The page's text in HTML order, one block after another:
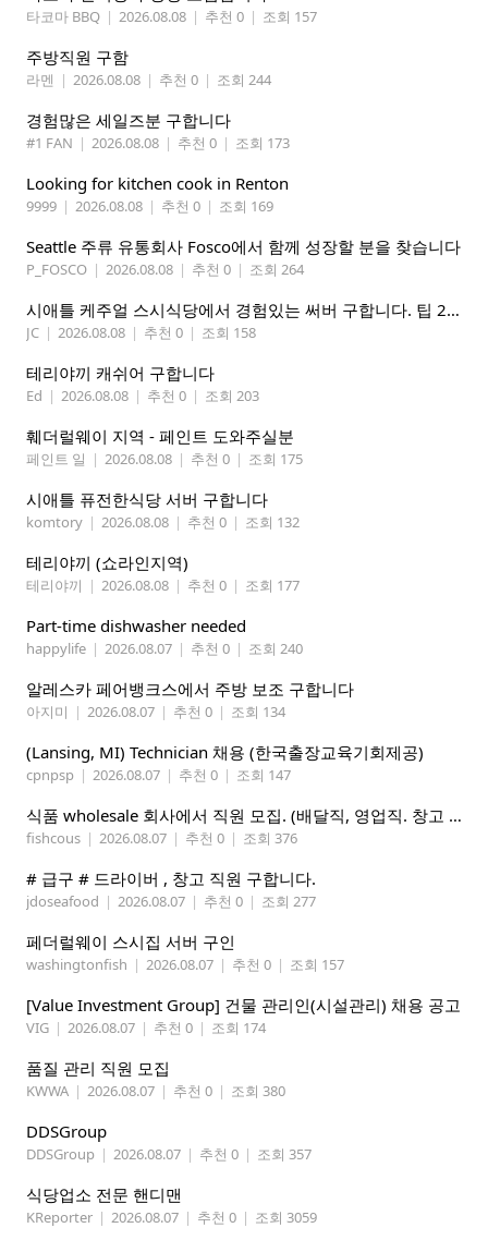
타코마 BBQ | 2026.08.08 | 추천 0 | 조회 157
주방직원 구함
라멘 | 2026.08.08 | 추천 0 | 조회 244
경험많은 세일즈분 구합니다
#1 FAN | 2026.08.08 | 추천 0 | 조회 173
Looking for kitchen cook in Renton
9999 | 2026.08.08 | 추천 0 | 조회 169
Seattle 주류 유통회사 Fosco에서 함께 성장할 분을 찾습니다
P_FOSCO | 2026.08.08 | 추천 0 | 조회 264
시애틀 케주얼 스시식당에서 경험있는 써버 구합니다. 팁 200 이상
JC | 2026.08.08 | 추천 0 | 조회 158
테리야끼 캐쉬어 구합니다
Ed | 2026.08.08 | 추천 0 | 조회 203
훼더럴웨이 지역 - 페인트 도와주실분
페인트 일 | 2026.08.08 | 추천 0 | 조회 175
시애틀 퓨전한식당 서버 구합니다
komtory | 2026.08.08 | 추천 0 | 조회 132
테리야끼 (쇼라인지역)
테리야끼 | 2026.08.08 | 추천 0 | 조회 177
Part-time dishwasher needed
happylife | 2026.08.07 | 추천 0 | 조회 240
알레스카 페어뱅크스에서 주방 보조 구합니다
아지미 | 2026.08.07 | 추천 0 | 조회 134
(Lansing, MI) Technician 채용 (한국출장교육기회제공)
cpnpsp | 2026.08.07 | 추천 0 | 조회 147
식품 wholesale 회사에서 직원 모집. (배달직, 영업직. 창고 관리직)
fishcous | 2026.08.07 | 추천 0 | 조회 376
# 급구 # 드라이버 , 창고 직원 구합니다.
jdoseafood | 2026.08.07 | 추천 0 | 조회 277
페더럴웨이 스시집 서버 구인
washingtonfish | 2026.08.07 | 추천 0 | 조회 157
[Value Investment Group] 건물 관리인(시설관리) 채용 공고
VIG | 2026.08.07 | 추천 0 | 조회 174
품질 관리 직원 모집
KWWA | 2026.08.07 | 추천 0 | 조회 380
DDSGroup
DDSGroup | 2026.08.07 | 추천 0 | 조회 357
식당업소 전문 핸디맨
KReporter | 2026.08.07 | 추천 0 | 조회 3059